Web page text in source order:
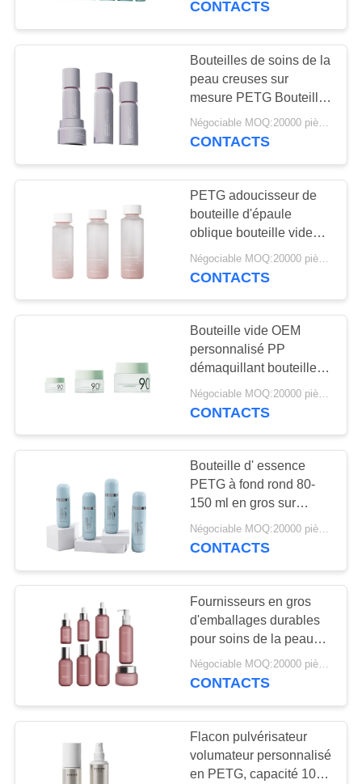
Pompes à lotion
63
Une gouttelette.
13
CONTACTS
Bouteilles de soins de la
peau creuses sur
mesure PETG Bouteille
d'épaule ronde pour
essence 180ml/120ml
ergonomique
Négociable MOQ:20000 pièces
CONTACTS
PETG adoucisseur de
bouteille d'épaule
oblique bouteille vide
OEM soutient le
traitement glacé/brillant
CONTACTS
Bouteille vide OEM
personnalisé PP
démaquillant bouteille
de crème 7g/30g/50g
capacité
Négociable MOQ:20000 pièces
CONTACTS
Bouteille d' essence
PETG à fond rond 80-
150 ml en gros sur
mesure
Négociable MOQ:20000 pièces
CONTACTS
Fournisseurs en gros
d'emballages durables
pour soins de la peau‌
Bouteille cosmétique
vide professionnelle en
Négociable MOQ:20000 pièces
CONTACTS
Flacon pulvérisateur
volumateur personnalisé
en PETG, capacité 100